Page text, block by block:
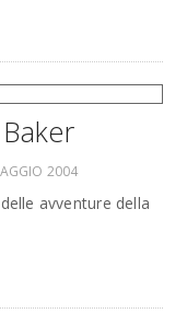
2004
avventure della